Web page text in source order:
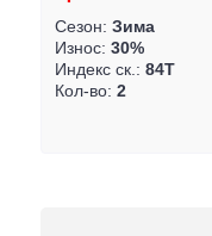
Сезон: Зима
Износ: 30%
Индекс ск.: 84T
Кол-во: 2